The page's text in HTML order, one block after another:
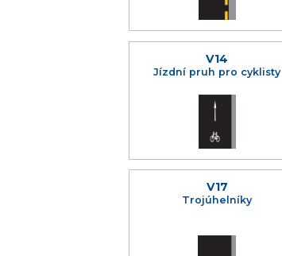
V14
Jízdní pruh pro cyklisty
V17
Trojúhelníky